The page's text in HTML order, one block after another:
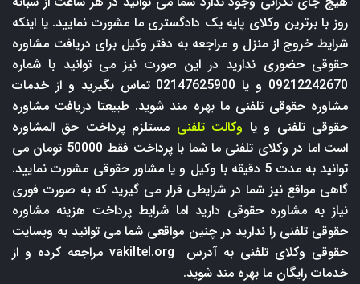
روز با برترین وکلای پایه یک دادگستری ما مشورت نمایید. یا اینکه
شرایط خروج از منزل و مراجعه به دفتر وکیل برای دریافت مشاوره
حقوقی حضوری ندارید در این صورت نیز می توانید با شماره
09212242670 و یا 02147625900 تماس بگیرید و از خدمات
مشاوره حقوقی تلفنی ما بهره مند شوید. طبیعتا دریافت مشاوره
حقوقی تلفنی و یا وکالت تلفنی مستلزم پرداخت حق المشاوره
است اما در وکلای تلفنی ما شما با پرداخت فقط 50000 تومان می
توانید به مدت 5 دقیقه با وکیل و یا مشاور حقوقی مشورت نمایید.
گاهی مواقع نیز شما در شرایطی قرار می گیرید که به صورت فوری
نیاز به مشاوره حقوقی دارید اما شرایط پرداخت هزینه مشاوره
حقوقی تلفنی را ندارید در چنین مواقعی شما می توانید به وبسایت
حقوقی وکلای تلفنی به آدرس
vakiltel.org مراجعه کرده و از
خدمات رایگان ما بهره مند شوید.